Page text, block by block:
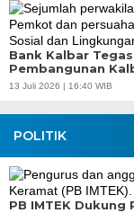
Bank Kalbar
Pembangunan
13 Juli 2026 | 16:40 WIB
POLITIK
PB IMTEK